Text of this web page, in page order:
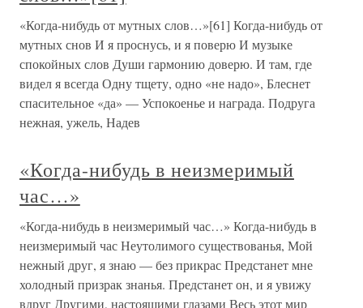
«Когда-нибудь от мутных слов…»[61] Когда-нибудь от
мутных снов И я проснусь, и я поверю И музыке
спокойных слов Души гармонию доверю. И там, где
видел я всегда Одну тщету, одно «не надо», Блеснет
спасительное «да» — Успокоенье и награда. Подруга
нежная, ужель, Надев
«Когда-нибудь в неизмеримый
час…»
«Когда-нибудь в неизмеримый час…» Когда-нибудь в
неизмеримый час Неутолимого существованья, Мой
нежный друг, я знаю — без прикрас Предстанет мне
холодный призрак знанья. Предстанет он, и я увижу
вдруг Другими, настоящими глазами Весь этот мир